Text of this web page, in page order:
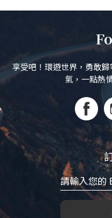
享受吧！環遊世界，勇敢
氣，一點熱